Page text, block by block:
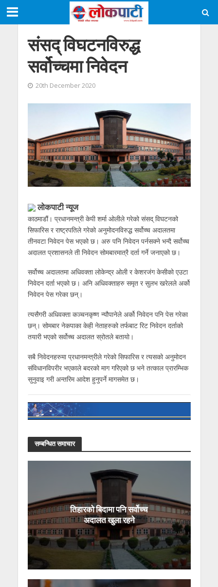
संसद् विघटनविरुद्ध
सर्वोच्चमा निवेदन
20th December 2020
लोकपाटी न्यूज
काठमाडौं। प्रधानमन्त्री केपी शर्मा ओलीले गरेको संसद् विघटनको
सिफारिस र राष्ट्रपतिले गरेको अनुमोदनविरुद्ध सर्वोच्च अदालतमा
तीनवटा निवेदन पेस भएको छ। अरु पनि निवेदन पर्नसक्ने भन्दै सर्वोच्च
अदालत प्रशासनले ती निवेदन सोमबारमात्रै दर्ता गर्ने जनाएको छ।
सर्वोच्च अदालतमा अधिवक्ता लोकेन्द्र ओली र केशरजंग केसीको एउटा
निवेदन दर्ता भएको छ। अनि अधिवक्ताहरु समृत र सुलभ खरेलले अर्को
निवेदन पेस गरेका छन्।
त्यसैगरी अधिवक्ता कञ्चनकृष्ण न्यौपानेले अर्को निवेदन पनि पेस गरेका
छन्। सोमबार नेकपाका केही नेताहरुको तर्फबाट रिट निवेदन दर्ताको
तयारी भएको सर्वोच्च अदालत स्रोतले बतायो।
सबै निवेदनहरुमा प्रधानमन्त्रीले गरेको सिफारिस र त्यसको अनुमोदन
संविधानविपरीर भएकाले बदरको माग गरिएको छ भने तत्काल प्रारम्भिक
सुनुवाइ गरी अन्तरिम आदेश हुनुपर्ने मागसमेत छ।
सम्बन्धित समाचार
तिहारको बिदामा पनि सर्वोच्च
अदालत खुला रहने